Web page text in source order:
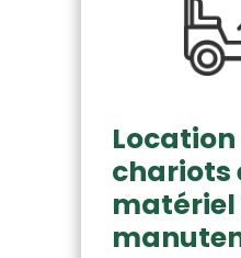
Location
chariots
matériel